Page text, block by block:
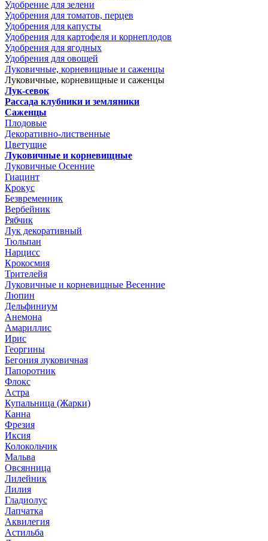
Удобрение для зелени
Удобрения для томатов, перцев
Удобрения для капусты
Удобрения для картофеля и корнеплодов
Удобрения для ягодных
Удобрения для овощей
Луковичные, корневищные и саженцы
Луковичные, корневищные и саженцы
Лук-севок
Рассада клубники и земляники
Саженцы
Плодовые
Декоративно-лиственные
Цветущие
Луковичные и корневищные
Луковичные Осенние
Гиацинт
Крокус
Безвременник
Вербейник
Рябчик
Лук декоративный
Тюльпан
Нарцисс
Крокосмия
Трителейя
Луковичные и корневищные Весенние
Люпин
Дельфиниум
Анемона
Амариллис
Ирис
Георгины
Бегония луковичная
Папоротник
Флокс
Астра
Купальница (Жарки)
Канна
Фрезия
Иксия
Колокольчик
Мальва
Овсянница
Лилейник
Лилия
Гладиолус
Лапчатка
Аквилегия
Астильба